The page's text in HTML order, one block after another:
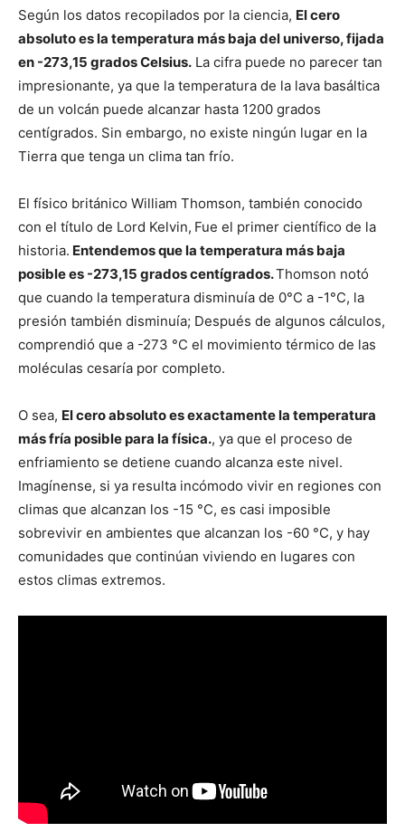
Según los datos recopilados por la ciencia, El cero
absoluto es la temperatura más baja del universo, fijada
en -273,15 grados Celsius. La cifra puede no parecer tan
impresionante, ya que la temperatura de la lava basáltica
de un volcán puede alcanzar hasta 1200 grados
centígrados. Sin embargo, no existe ningún lugar en la
Tierra que tenga un clima tan frío.
El físico británico William Thomson, también conocido
con el título de Lord Kelvin, Fue el primer científico de la
historia. Entendemos que la temperatura más baja
posible es -273,15 grados centígrados.Thomson notó
que cuando la temperatura disminuía de 0°C a -1°C, la
presión también disminuía; Después de algunos cálculos,
comprendió que a -273 °C el movimiento térmico de las
moléculas cesaría por completo.
O sea, El cero absoluto es exactamente la temperatura
más fría posible para la física., ya que el proceso de
enfriamiento se detiene cuando alcanza este nivel.
Imagínense, si ya resulta incómodo vivir en regiones con
climas que alcanzan los -15 °C, es casi imposible
sobrevivir en ambientes que alcanzan los -60 °C, y hay
comunidades que continúan viviendo en lugares con
estos climas extremos.